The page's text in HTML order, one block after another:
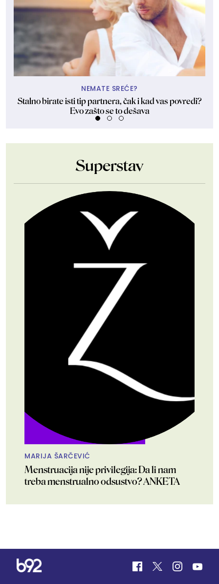
NEMATE SREĆE?
Stalno birate isti tip partnera, čak i kad vas povredi?
Evo zašto se to dešava
Superstav
MARIJA ŠARČEVIĆ
Menstruacija nije privilegija: Da li nam
treba menstrualno odsustvo? ANKETA